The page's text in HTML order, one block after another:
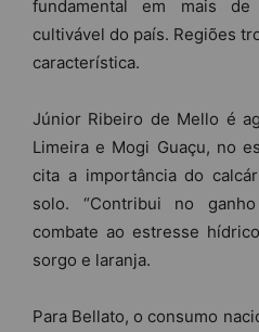
fundamental em mais
cultivável do país. Regiões
característica.
Júnior Ribeiro de Mello é
Limeira e Mogi Guaçu, no
cita a importância do
solo. “Contribui no
combate ao estresse
sorgo e laranja.
Para Bellato, o consumo